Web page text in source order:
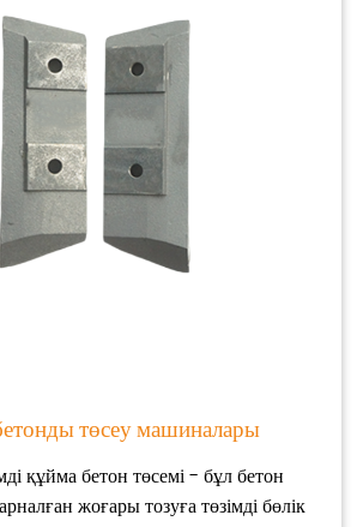
төсеу машиналары
құйма бетон төсемі - бұл бетон
жоғары тозуға төзімді бөлік